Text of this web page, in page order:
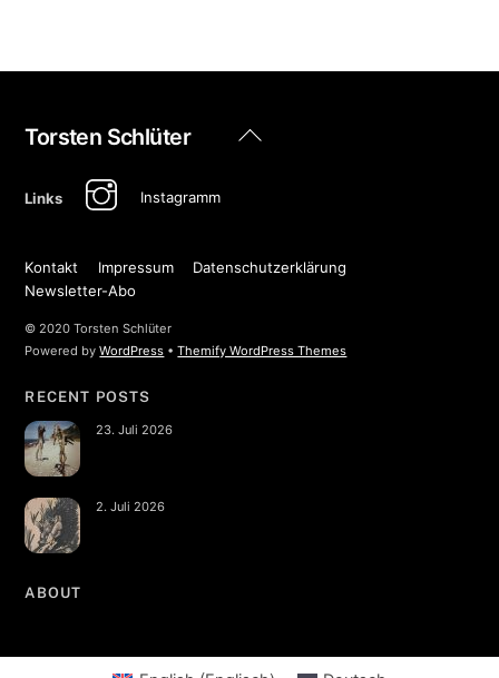
Back
Torsten Schlüter
Links Instagramm
Kontakt Impressum
Datenschutzerklärung
Newsletter-Abo
© 2020 Torsten Schlüter
Powered byWordPress •Themify WordPress Themes
RECENT POSTS
23. Juli 2026
2. Juli 2026
ABOUT